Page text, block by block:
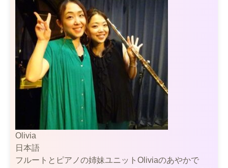
Olivia
日本語
フルートとピアノの姉妹ユニットOliviaのあやかで